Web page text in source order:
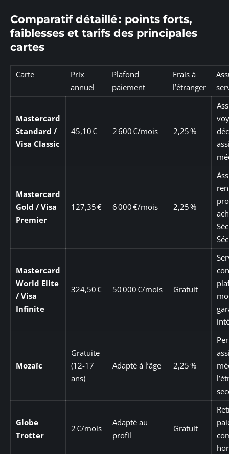
Comparatif détaillé : points forts,
faiblesses et tarifs des principales
cartes
Carte
Prix
annuel
Plafond
paiement
Frais à
l’étranger
Mastercard
Standard /
Visa Classic
45,10 € 2 600 €/mois 2,25 %
Mastercard
Gold / Visa
Premier
127,35 € 6 000 €/mois 2,25 %
Mastercard
World Elite
/ Visa
Infinite
324,50 € 50 000 €/mois Gratuit
Mozaïc
Gratuite
(12-17
ans)
Adapté à l’âge 2,25 %
Globe
Trotter
2 €/mois
Adapté au
profil
Gratuit